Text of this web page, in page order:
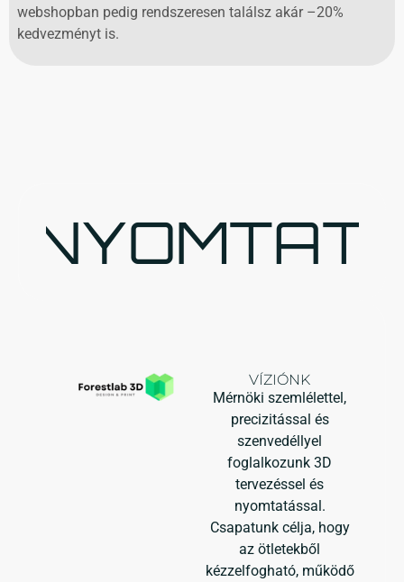
webshopban pedig rendszeresen találsz akár –20%
kedvezményt is.
VÍZIÓNK
Mérnöki szemlélettel,
precizitással és
szenvedéllyel
foglalkozunk 3D
tervezéssel és
nyomtatással.
Csapatunk célja, hogy
az ötletekből
kézzelfogható, működő